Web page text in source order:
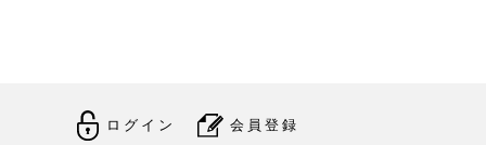
ログイン 会員登録